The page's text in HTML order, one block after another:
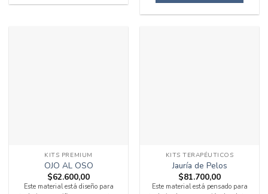
KITS PREMIUM
OJO AL OSO
$62.600,00
Este material está diseño para
KITS TERAPÉUTICOS
Jauría de Pelos
$81.700,00
Este material está pensado para